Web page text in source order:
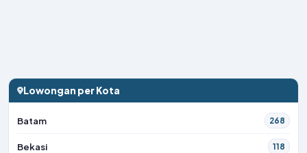
Lowongan per Kota
Batam 268
Bekasi 118